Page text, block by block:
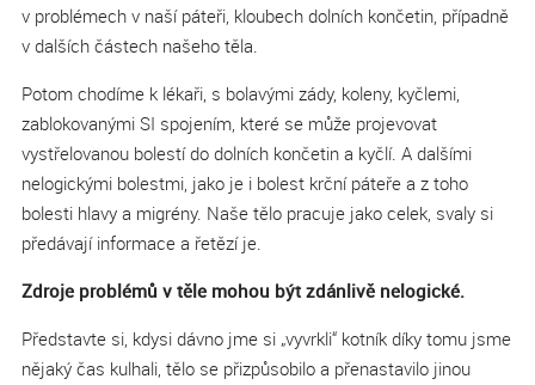
v problémech v naší páteři, kloubech dolních končetin, případně
v dalších částech našeho těla.
Potom chodíme k lékaři, s bolavými zády, koleny, kyčlemi,
zablokovanými SI spojením, které se může projevovat
vystřelovanou bolestí do dolních končetin a kyčlí. A dalšími
nelogickými bolestmi, jako je i bolest krční páteře a z toho
bolesti hlavy a migrény. Naše tělo pracuje jako celek, svaly si
předávají informace a řetězí je.
Zdroje problémů v těle mohou být zdánlivě nelogické.
Představte si, kdysi dávno jme si „vyvrkli“ kotník díky tomu jsme
nějaký čas kulhali, tělo se přizpůsobilo a přenastavilo jinou